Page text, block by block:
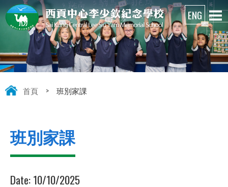
首頁 > 班別家課
班別家課
Date:10/10/2025